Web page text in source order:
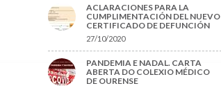
ACLARACIONES PARA LA
CUMPLIMENTACIÓN DEL NUEVO
CERTIFICADO DE DEFUNCIÓN
27/10/2020
PANDEMIA E NADAL. CARTA
ABERTA DO COLEXIO MÉDICO
DE OURENSE